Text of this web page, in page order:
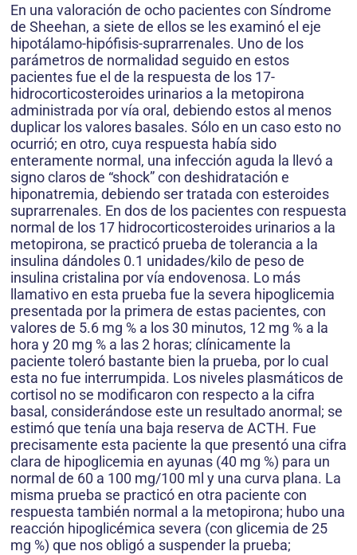
En una valoración de ocho pacientes con Síndrome
de Sheehan, a siete de ellos se les examinó el eje
hipotálamo-hipófisis-suprarrenales. Uno de los
parámetros de normalidad seguido en estos
pacientes fue el de la respuesta de los 17-
hidrocorticosteroides urinarios a la metopirona
administrada por vía oral, debiendo estos al menos
duplicar los valores basales. Sólo en un caso esto no
ocurrió; en otro, cuya respuesta había sido
enteramente normal, una infección aguda la llevó a
signo claros de “shock” con deshidratación e
hiponatremia, debiendo ser tratada con esteroides
suprarrenales. En dos de los pacientes con respuesta
normal de los 17 hidrocorticosteroides urinarios a la
metopirona, se practicó prueba de tolerancia a la
insulina dándoles 0.1 unidades/kilo de peso de
insulina cristalina por vía endovenosa. Lo más
llamativo en esta prueba fue la severa hipoglicemia
presentada por la primera de estas pacientes, con
valores de 5.6 mg % a los 30 minutos, 12 mg % a la
hora y 20 mg % a las 2 horas; clínicamente la
paciente toleró bastante bien la prueba, por lo cual
esta no fue interrumpida. Los niveles plasmáticos de
cortisol no se modificaron con respecto a la cifra
basal, considerándose este un resultado anormal; se
estimó que tenía una baja reserva de ACTH. Fue
precisamente esta paciente la que presentó una cifra
clara de hipoglicemia en ayunas (40 mg %) para un
normal de 60 a 100 mg/100 ml y una curva plana. La
misma prueba se practicó en otra paciente con
respuesta también normal a la metopirona; hubo una
reacción hipoglicémica severa (con glicemia de 25
mg %) que nos obligó a suspender la prueba;